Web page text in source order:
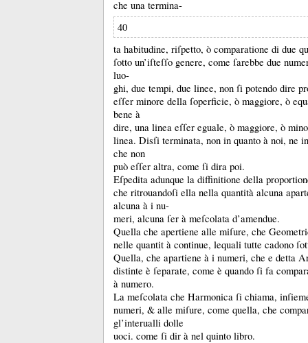
che una termina-
40
ta habitudine, riſpetto, ò comparatione di due
ſotto un’iſteſſo genere, come ſarebbe due
luo-
ghi, due tempi, due linee, non ſi potendo dire
eſſer minore della ſoperficie, ò maggiore, ò
bene à
dire, una linea eſſer eguale, ò maggiore, ò
linea. Disſi terminata, non in quanto à noi, ne
che non
può eſſer altra, come ſi dira poi.
Eſpedita adunque la diffinitione della
che ritrouandoſi ella nella quantità alcuna
alcuna à i nu-
meri, alcuna ſer à meſcolata d’amendue.
Quella che apertiene alle miſure, che
nelle quantit à continue, lequali tutte cadono
Quella, che apartiene à i numeri, che e detta
distinte è ſeparate, come è quando ſi fa
à numero.
La meſcolata che Harmonica ſi chiama,
numeri, & alle miſure, come quella, che
gl’interualli dolle
uoci. come ſi dir à nel quinto libro.